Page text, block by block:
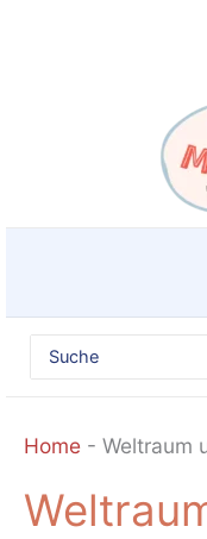
Search
for:
Home - Weltraum